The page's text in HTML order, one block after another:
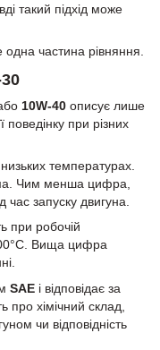
такий підхід може
частина рівняння.
10W-40 описує лише
поведінку при різних
температурах.
Чим менша цифра,
запуску двигуна.
при робочій
Вища цифра
SAE і відповідає за
про хімічний склад,
чи відповідність